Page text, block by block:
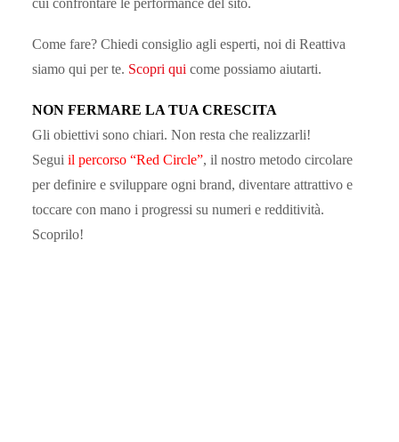
cui confrontare le performance del sito.
Come fare? Chiedi consiglio agli esperti, noi di Reattiva
siamo qui per te. Scopri qui come possiamo aiutarti.
NON FERMARE LA TUA CRESCITA
Gli obiettivi sono chiari. Non resta che realizzarli!
Segui il percorso “Red Circle”, il nostro metodo circolare
per definire e sviluppare ogni brand, diventare attrattivo e
toccare con mano i progressi su numeri e redditività.
Scoprilo!